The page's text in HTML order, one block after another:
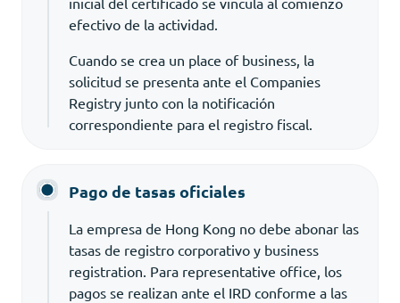
efectivo de la actividad.
Cuando se crea un place of business, la
solicitud se presenta ante el Companies
Registry junto con la notificación
correspondiente para el registro fiscal.
Pago de tasas oficiales
La empresa de Hong Kong no debe abonar las
tasas de registro corporativo y business
registration. Para representative office, los
pagos se realizan ante el IRD conforme a las